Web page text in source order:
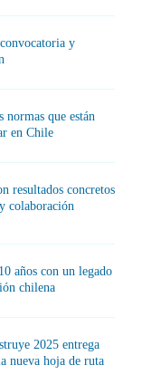
y
que están
en Chile
resultados concretos
colaboración
años con un legado
chilena
2025 entrega
nueva hoja de ruta